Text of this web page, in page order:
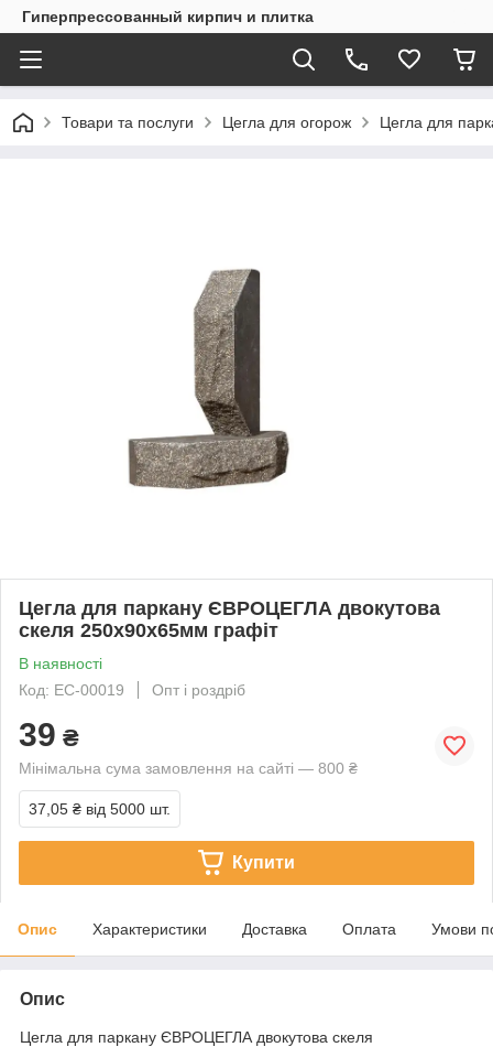
Гиперпрессованный кирпич и плитка
Товари та послуги Цегла для огорож Цегла для
Цегла для паркану ЄВРОЦЕГЛА двокутова
скеля 250х90х65мм графіт
В наявності
Код: EC-00019
Опт і роздріб
39 ₴
Мінімальна сума замовлення на сайті — 800 ₴
37,05 ₴ від 5000 шт.
Купити
Опис Характеристики Доставка Оплата Умови
Опис
Цегла для паркану ЄВРОЦЕГЛА двокутова скеля